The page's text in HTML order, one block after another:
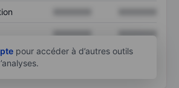
XXXXXXX
XXXXXXX
pour accéder à d’autres outils